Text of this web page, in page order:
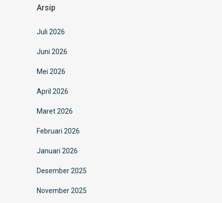
Arsip
Juli 2026
Juni 2026
Mei 2026
April 2026
Maret 2026
Februari 2026
Januari 2026
Desember 2025
November 2025